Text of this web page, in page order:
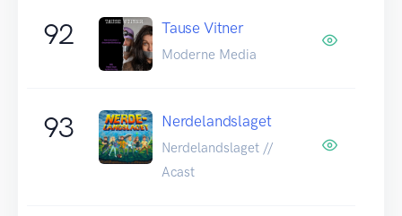
92 Tause Vitner
Moderne Media
93 Nerdelandslaget
Nerdelandslaget //
Acast